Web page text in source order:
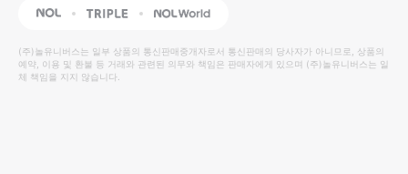
높
은
순
동
영
상
NOL Triple Interpark Global
(주)놀유니버스는 일부 상품의 통신판매중개자로서 통신판매의 당사자가 아니므로, 상품의
예약, 이용 및 환불 등 거래와 관련된 의무와 책임은 판매자에게 있으며 (주)놀유니버스는 일
체 책임을 지지 않습니다.